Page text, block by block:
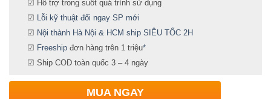
☑ Hỗ trợ trong suốt quá trình sử dụng
☑ Lỗi kỹ thuật đổi ngay SP mới
☑ Nội thành Hà Nội & HCM ship SIÊU TỐC 2H
☑ Freeship đơn hàng trên 1 triệu*
☑ Ship COD toàn quốc 3 – 4 ngày
MUA NGAY